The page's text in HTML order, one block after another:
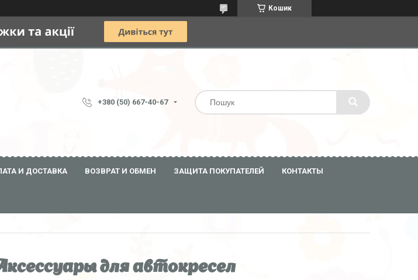
Кошик
+380 (50) 667-40-67
И ДОСТАВКА ВОЗВРАТ И ОБМЕН ЗАЩИТА ПОКУПАТЕЛЕЙ КОНТАКТЫ
для автокресел